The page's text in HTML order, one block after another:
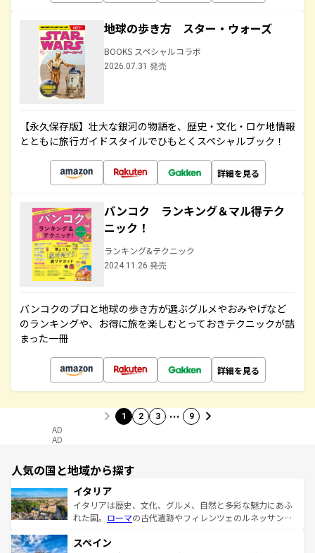
地球の歩き方 スター・ウォーズ
BOOKS スペシャルコラボ
2026.07.31 発売
【永久保存版】壮大な銀河の物語を、歴史・文化・ロケ地情報
とともに旅行ガイドスタイルでひもとくスペシャルブック！
詳細を見る
バンコク ランキング＆マル得テク
ニック！
ランキング&テクニック
2024.11.26 発売
バンコクのプロと地球の歩き方が選ぶグルメやおみやげなど
のランキングや、お得に旅を楽しむとっておきテクニックが詰
まった一冊
詳細を見る
1 2 3 … 9
AD
AD
人気の国と地域から探す
イタリア
イタリアは歴史、文化、グルメ、自然と多彩な魅力にあふ
れた国。 ローマの古代遺跡やフィレンツェのルネッサンス
ろん、トスカーナの美しい田園風景やアマルフィ海岸の絶
スペイン